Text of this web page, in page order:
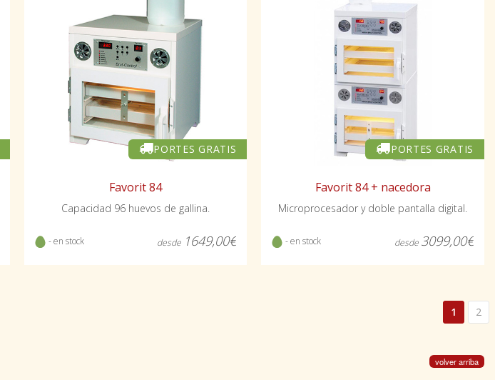
PORTES GRATIS
Favorit 84
Capacidad 96 huevos de gallina.
- en stock desde 1649,00€
PORTES GRATIS
Favorit 84 + nacedora
Microprocesador y doble pantalla digital.
- en stock desde 3099,00€
1 2
volver arriba